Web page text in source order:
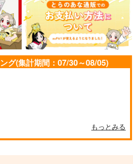
グ(集計期間：07/30～08/05)
もっとみる